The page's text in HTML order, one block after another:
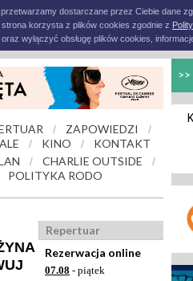
dostarczane przez Ciebie dane
korzysta z plików cookies zgodnie z
wyłączyć obsługę plików cookies,
/ ZAPOWIEDZI /
/ KINO /
KONTAKT
/ CHARLIE OUTSIDE /
POLITYKA RODO
Repertuar
Rezerwacja online
07.08 - piątek